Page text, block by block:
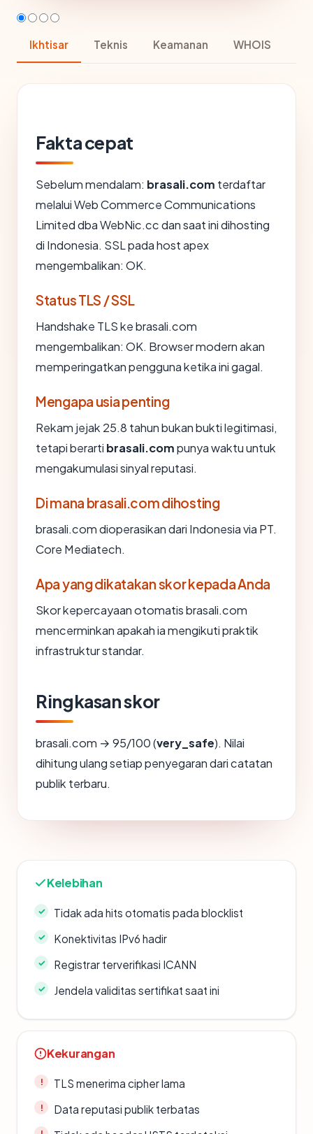
Ikhtisar Teknis Keamanan WHOIS
Fakta cepat
Sebelum mendalam: brasali.com terdaftar
melalui Web Commerce Communications
Limited dba WebNic.cc dan saat ini dihosting
di Indonesia. SSL pada host apex
mengembalikan: OK.
Status TLS / SSL
Handshake TLS ke brasali.com
mengembalikan: OK. Browser modern akan
memperingatkan pengguna ketika ini gagal.
Mengapa usia penting
Rekam jejak 25.8 tahun bukan bukti legitimasi,
tetapi berarti brasali.compunya waktu untuk
mengakumulasi sinyal reputasi.
Di mana brasali.com dihosting
brasali.com dioperasikan dari Indonesia via PT.
Core Mediatech.
Apa yang dikatakan skor kepada Anda
Skor kepercayaan otomatis brasali.com
mencerminkan apakah ia mengikuti praktik
infrastruktur standar.
Ringkasan skor
brasali.com → 95/100 (very_safe). Nilai
dihitung ulang setiap penyegaran dari catatan
publik terbaru.
Kelebihan
Tidak ada hits otomatis pada blocklist
Konektivitas IPv6 hadir
Registrar terverifikasi ICANN
Jendela validitas sertifikat saat ini
Kekurangan
TLS menerima cipher lama
Data reputasi publik terbatas